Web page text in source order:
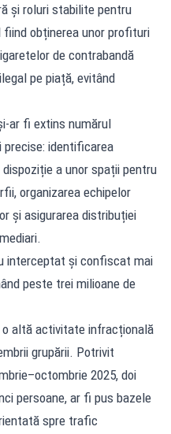
și roluri stabilite pentru
obținerea unor profituri
de contrabandă
pe piață, evitând
ar fi extins numărul
precise: identificarea
a unor spații pentru
organizarea echipelor
și asigurarea distribuției
interceptat și confiscat mai
peste trei milioane de
altă activitate infracțională
grupării. Potrivit
2025, doi
persoane, ar fi pus bazele
spre trafic